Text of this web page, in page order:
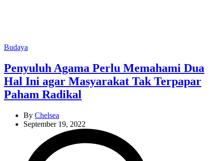
Categories
Budaya
Penyuluh Agama Perlu Memahami Dua
Hal Ini agar Masyarakat Tak Terpapar
Paham Radikal
By Chelsea
September 19, 2022